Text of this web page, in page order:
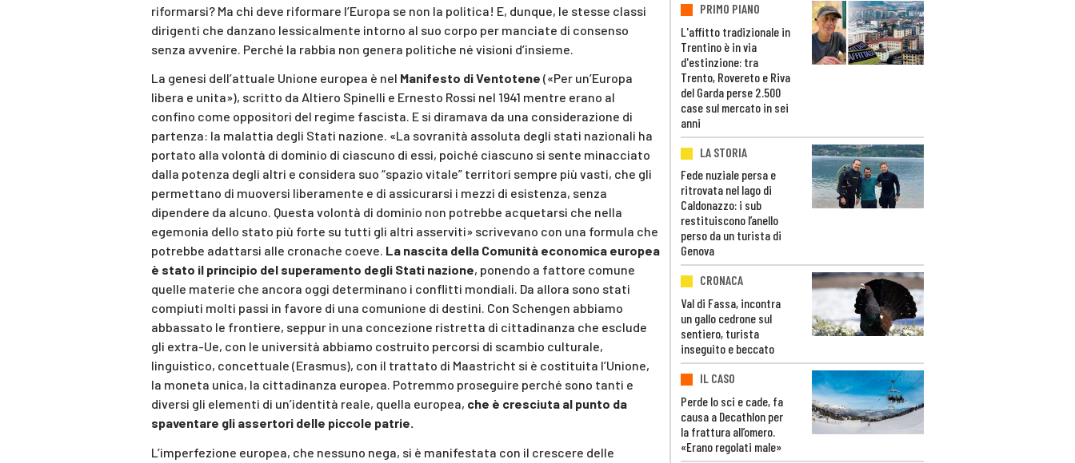
riformarsi? Ma chi deve riformare l’Europa se non la politica! E, dunque, le stesse classi
dirigenti che danzano lessicalmente intorno al suo corpo per manciate di consenso
senza avvenire. Perché la rabbia non genera politiche né visioni d’insieme.
La genesi dell’attuale Unione europea è nel Manifesto di Ventotene («Per un’Europa
libera e unita»), scritto da Altiero Spinelli e Ernesto Rossi nel 1941 mentre erano al
confino come oppositori del regime fascista. E si diramava da una considerazione di
partenza: la malattia degli Stati nazione. «La sovranità assoluta degli stati nazionali ha
portato alla volontà di dominio di ciascuno di essi, poiché ciascuno si sente minacciato
dalla potenza degli altri e considera suo “spazio vitale” territori sempre più vasti, che gli
permettano di muoversi liberamente e di assicurarsi i mezzi di esistenza, senza
dipendere da alcuno. Questa volontà di dominio non potrebbe acquetarsi che nella
egemonia dello stato più forte su tutti gli altri asserviti» scrivevano con una formula che
potrebbe adattarsi alle cronache coeve. La nascita della Comunità economica europea
è stato il principio del superamento degli Stati nazione, ponendo a fattore comune
quelle materie che ancora oggi determinano i conflitti mondiali. Da allora sono stati
compiuti molti passi in favore di una comunione di destini. Con Schengen abbiamo
abbassato le frontiere, seppur in una concezione ristretta di cittadinanza che esclude
gli extra-Ue, con le università abbiamo costruito percorsi di scambio culturale,
linguistico, concettuale (Erasmus), con il trattato di Maastricht si è costituita l’Unione,
la moneta unica, la cittadinanza europea. Potremmo proseguire perché sono tanti e
diversi gli elementi di un’identità reale, quella europea, che è cresciuta al punto da
spaventare gli assertori delle piccole patrie.
L’imperfezione europea, che nessuno nega, si è manifestata con il crescere delle
PRIMO PIANO
L'affitto tradizionale in
Trentino è in via
d'estinzione: tra
Trento, Rovereto e Riva
del Garda perse 2.500
case sul mercato in sei
anni
LA STORIA
Fede nuziale persa e
ritrovata nel lago di
Caldonazzo: i sub
restituiscono l’anello
perso da un turista di
Genova
CRONACA
Val di Fassa, incontra
un gallo cedrone sul
sentiero, turista
inseguito e beccato
IL CASO
Perde lo sci e cade, fa
causa a Decathlon per
la frattura all’omero.
«Erano regolati male»